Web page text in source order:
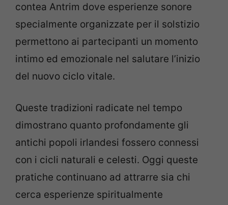
contea Antrim dove esperienze sonore
specialmente organizzate per il solstizio
permettono ai partecipanti un momento
intimo ed emozionale nel salutare l’inizio
del nuovo ciclo vitale.
Queste tradizioni radicate nel tempo
dimostrano quanto profondamente gli
antichi popoli irlandesi fossero connessi
con i cicli naturali e celesti. Oggi queste
pratiche continuano ad attrarre sia chi
cerca esperienze spiritualmente